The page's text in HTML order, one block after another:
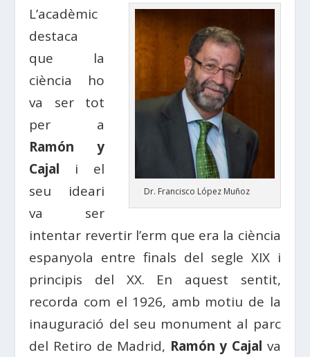
Dr. Francisco López Muñoz
L’acadèmic
destaca
que la
ciència ho
va ser tot
per a
Ramón y
Cajal i el
seu ideari
va ser
intentar revertir l’erm que era la ciència
espanyola entre finals del segle XIX i
principis del XX. En aquest sentit,
recorda com el 1926, amb motiu de la
inauguració del seu monument al parc
del Retiro de Madrid, Ramón y Cajal va